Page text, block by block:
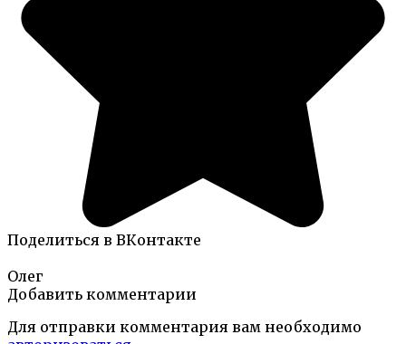
Поделиться в ВКонтакте
Олег
Добавить комментарии
Для отправки комментария вам необходимо